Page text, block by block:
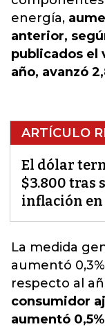
energía,
anterior,
publicados el
año, avanzó
ARTÍCULO
El dólar
$3.800 tras
inflación en
La medida
aumentó
respecto al
consumidor
aumentó